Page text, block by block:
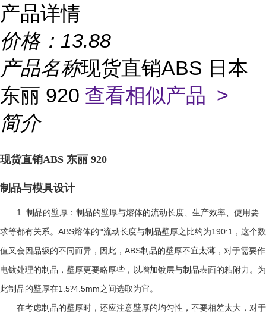
产品详情
价格： 13.88
产品名称现货直销ABS 日本
东丽 920 查看相似产品 >
简介
现货直销ABS 东丽 920
制品与模具设计
1. 制品的壁厚：制品的壁厚与熔体的流动长度、生产效率、使用要
求等都有关系。 ABS熔体的*流动长度与制品壁厚之比约为190:1 ，这个数
值又会因品级的不同而异，因此， ABS制品的壁厚不宜太薄，对于需要作
电镀处理的制品，壁厚更要略厚些，以增加镀层与制品表面的粘附力。为
此制品的壁厚在1.5?4.5mm之间选取为宜。
在考虑制品的壁厚时，还应注意壁厚的均匀性，不要相差太大，对于